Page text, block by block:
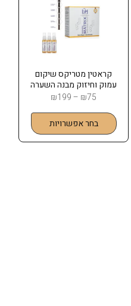
קראטין מטריקס שיקום
עמוק וחיזוק מבנה השערה
פי אייץ PH
₪75
–
₪199
בחר אפשרויות